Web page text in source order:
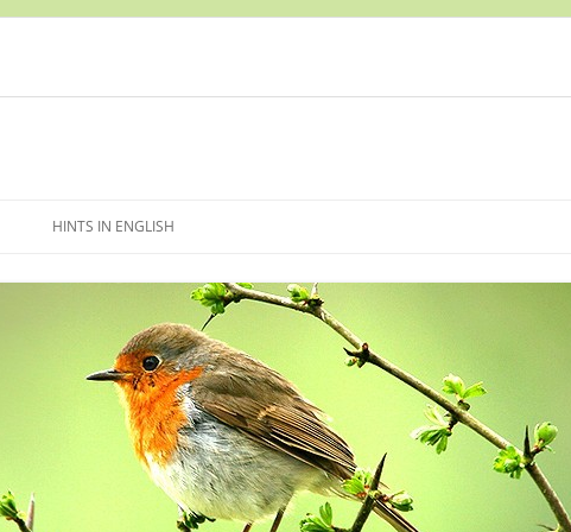
Inhalt
HINTS IN ENGLISH